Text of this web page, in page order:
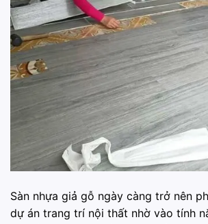
Sàn nhựa giả gỗ ngày càng trở nên
dự án trang trí nội thất nhờ vào tính